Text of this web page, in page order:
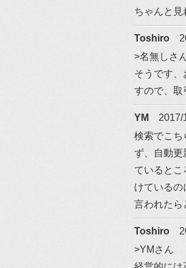
ちゃんと見
Toshiro
>名無しさ
そうです
すので、取
YM 2017/
検索でこち
ず、自動更
ていると
けているの
言われたら
Toshiro
>YMさん